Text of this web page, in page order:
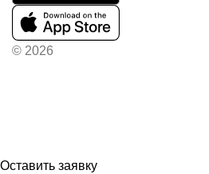
© 2026
Оставить заявку